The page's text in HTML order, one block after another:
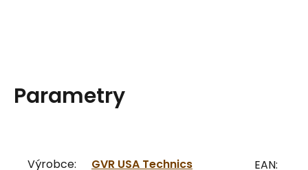
Parametry
Výrobce: GVR USA Technics EAN: